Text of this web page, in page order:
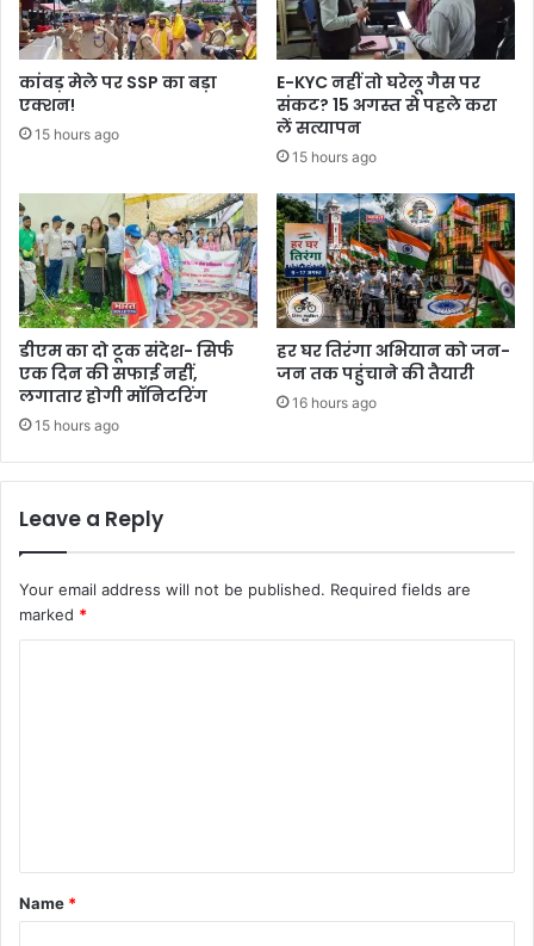
कांवड़ मेले पर SSP का बड़ा
एक्शन!
15 hours ago
E-KYC नहीं तो घरेलू गैस पर
संकट? 15 अगस्त से पहले करा
लें सत्यापन
15 hours ago
डीएम का दो टूक संदेश- सिर्फ
एक दिन की सफाई नहीं,
लगातार होगी मॉनिटरिंग
15 hours ago
हर घर तिरंगा अभियान को जन-
जन तक पहुंचाने की तैयारी
16 hours ago
Leave a Reply
Your email address will not be published. Required fields are
marked *
t
*
Name *